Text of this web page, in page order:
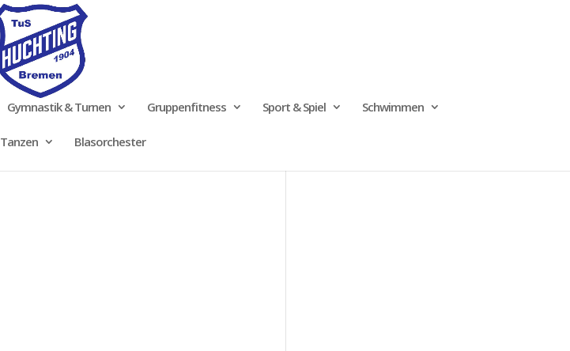
Gymnastik & Turnen Gruppenfitness Sport & Spiel Schwimmen
Tanzen Blasorchester